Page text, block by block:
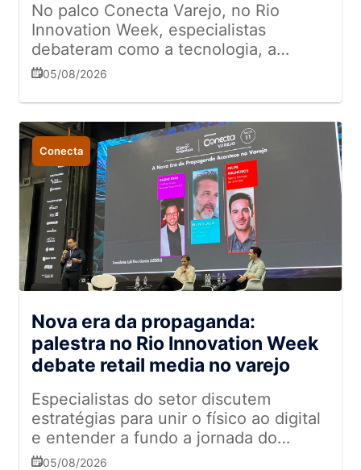
No palco Conecta Varejo, no Rio
Innovation Week, especialistas
debateram como a tecnologia, a
análise de dados e a inteligência
competitividade e a eficiência
operacional das empresas
05/08/2026
Conecta
Nova era da propaganda:
palestra no Rio Innovation Week
debate retail media no varejo
Especialistas do setor discutem
estratégias para unir o físico ao digital
e entender a fundo a jornada do
cliente
05/08/2026